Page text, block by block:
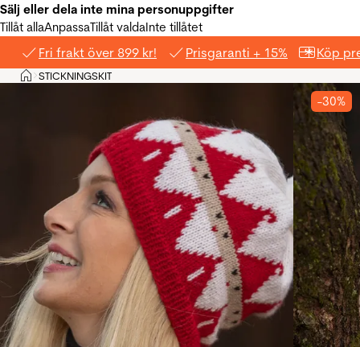
Sälj eller dela inte mina personuppgifter
Tillåt allaAnpassaTillåt valdaInte tillåtet
Fri frakt över 899 kr! Prisgaranti + 15% Köp
Hem
>STICKNINGSKIT
-30%